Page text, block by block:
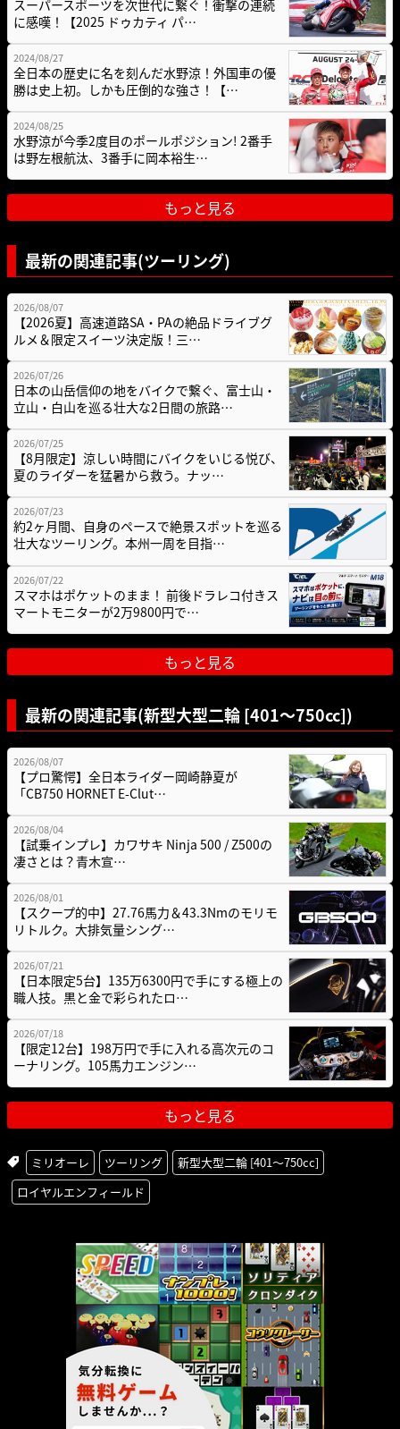
スーパースポーツを次世代に繋ぐ！衝撃の連続
に感嘆！【2025 ドゥカティ パ…
2024/08/27
全日本の歴史に名を刻んだ水野涼！外国車の優
勝は史上初。しかも圧倒的な強さ！【…
2024/08/25
水野涼が今季2度目のポールポジション! 2番手
は野左根航汰、3番手に岡本裕生…
もっと見る
最新の関連記事(ツーリング)
2026/08/07
【2026夏】高速道路SA・PAの絶品ドライブグ
ルメ＆限定スイーツ決定版！三…
2026/07/26
日本の山岳信仰の地をバイクで繋ぐ、富士山・
立山・白山を巡る壮大な2日間の旅路…
2026/07/25
【8月限定】涼しい時間にバイクをいじる悦び、
夏のライダーを猛暑から救う。ナッ…
2026/07/23
約2ヶ月間、自身のペースで絶景スポットを巡る
壮大なツーリング。本州一周を目指…
2026/07/22
スマホはポケットのまま！ 前後ドラレコ付きス
マートモニターが2万9800円で…
もっと見る
最新の関連記事(新型大型二輪 [401〜750cc])
2026/08/07
【プロ驚愕】全日本ライダー岡崎静夏が
「CB750 HORNET E-Clut…
2026/08/04
【試乗インプレ】カワサキ Ninja 500 / Z500の
凄さとは？青木宣…
2026/08/01
【スクープ的中】27.76馬力＆43.3Nmのモリモ
リトルク。大排気量シング…
2026/07/21
【日本限定5台】135万6300円で手にする極上の
職人技。黒と金で彩られたロ…
2026/07/18
【限定12台】198万円で手に入れる高次元のコ
ーナリング。105馬力エンジン…
もっと見る
ミリオーレ ツーリング
新型大型二輪 [401〜750cc]
ロイヤルエンフィールド